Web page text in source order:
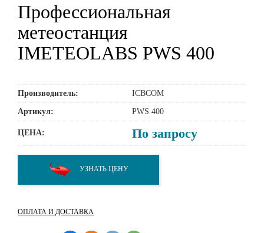
Профессиональная
метеостанция
IMETEOLABS PWS 400
Производитель: ICBCOM
Артикул: PWS 400
ЦЕНА: По запросу
УЗНАТЬ ЦЕНУ
ОПЛАТА И ДОСТАВКА